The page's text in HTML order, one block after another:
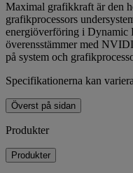
Maximal grafikkraft är den
grafikprocessors
energiöverföring i Dynamic
överensstämmer med
på system och
Specifikationerna kan
Överst på sidan
Produkter
Produkter